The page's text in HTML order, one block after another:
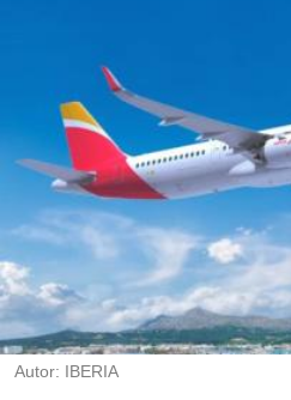
i
s
d
e
c
o
m
r
t
i
r
r
Autor: IBERIA